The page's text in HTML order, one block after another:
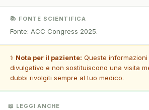
📚 FONTE SCIENTIFICA
Fonte: ACC Congress 2025.
⚕️ Nota per il paziente: Queste
divulgativo e non sostituiscono una visita
dubbi rivolgiti sempre al tuo medico.
📖 LEGGI ANCHE